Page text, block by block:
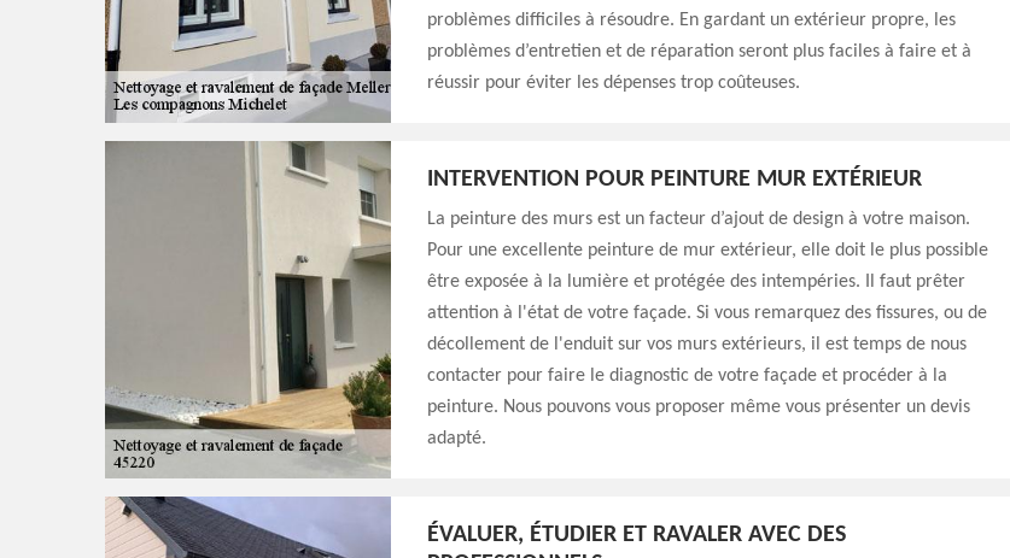
problèmes difficiles à résoudre. En gardant un extérieur propre, les
problèmes d’entretien et de réparation seront plus faciles à faire et à
réussir pour éviter les dépenses trop coûteuses.
INTERVENTION POUR PEINTURE MUR EXTÉRIEUR
La peinture des murs est un facteur d’ajout de design à votre maison.
Pour une excellente peinture de mur extérieur, elle doit le plus possible
être exposée à la lumière et protégée des intempéries. Il faut prêter
attention à l'état de votre façade. Si vous remarquez des fissures, ou de
décollement de l'enduit sur vos murs extérieurs, il est temps de nous
contacter pour faire le diagnostic de votre façade et procéder à la
peinture. Nous pouvons vous proposer même vous présenter un devis
adapté.
ÉVALUER, ÉTUDIER ET RAVALER AVEC DES